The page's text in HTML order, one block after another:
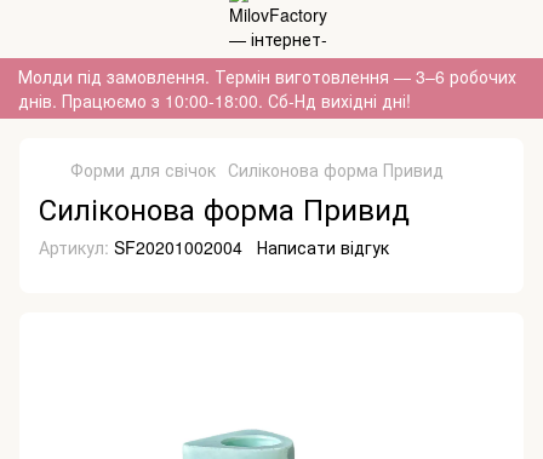
Молди під замовлення. Термін виготовлення — 3–6 робочих
днів. Працюємо з 10:00-18:00. Сб-Нд вихідні дні!
Форми для свічок Силіконова форма Привид
Силіконова форма Привид
Артикул: SF20201002004 Написати відгук